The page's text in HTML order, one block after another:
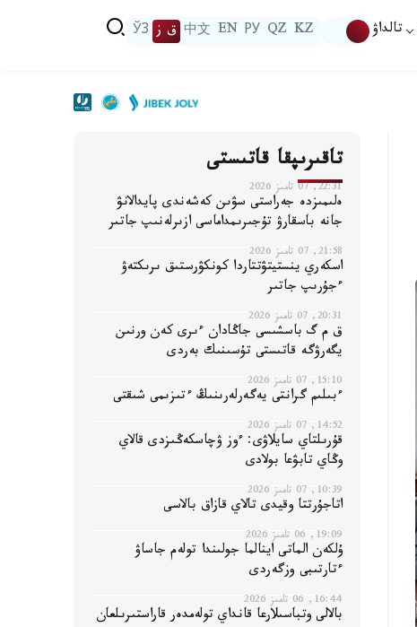
تالداۋ KZ
QZ
РУ
EN
中文 ق ز ЎЗ
تاقىرىپقا قاتىستى
22:31, 07 تامىز 2026
ەلىمىزدە جەراستى سۋىن كەشەندى پايدالانۋ
جانە باسقارۋ تۇجىرىمداماسى ازىرلەنىپ جاتىر
21:58, 07 تامىز 2026
اسكەري ينستيتۋتتاردا كونكۋرستىق ىرىكتەۋ
ءجۇرىپ جاتىر
20:31, 07 تامىز 2026
ق م گ باسشىسى جاڭادان ءىرى كەن ورنىن
يگەرۋگە قاتىستى تۇسىنىك بەردى
15:10, 07 تامىز 2026
ءبىلىم گرانتى يەگەرلەرىنىڭ ءتىزىمى شىقتى
14:52, 07 تامىز 2026
قۇرىلتاي سايلاۋى: ءوز ۋچاسكەڭىزدى قالاي
وڭاي تابۋعا بولادى
10:39, 07 تامىز 2026
اتاجۇرتتا وقيدى تالاي قازاق بالاسى
19:09, 06 تامىز 2026
ۇلكەن الماتى اينالما جولىندا تولەم جاساۋ
ءتارتىبى وزگەردى
16:44, 06 تامىز 2026
بالالى وتباسىلارعا قانداي تولەمدەر قاراستىرىلعان